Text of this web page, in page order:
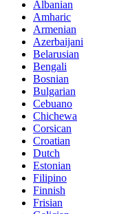
Albanian
Amharic
Armenian
Azerbaijani
Belarusian
Bengali
Bosnian
Bulgarian
Cebuano
Chichewa
Corsican
Croatian
Dutch
Estonian
Filipino
Finnish
Frisian